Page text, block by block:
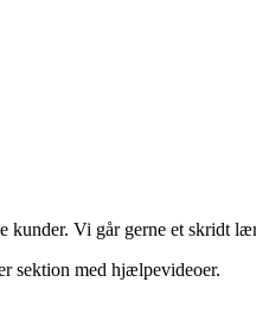
kunder. Vi går gerne et skridt
sektion med hjælpevideoer.